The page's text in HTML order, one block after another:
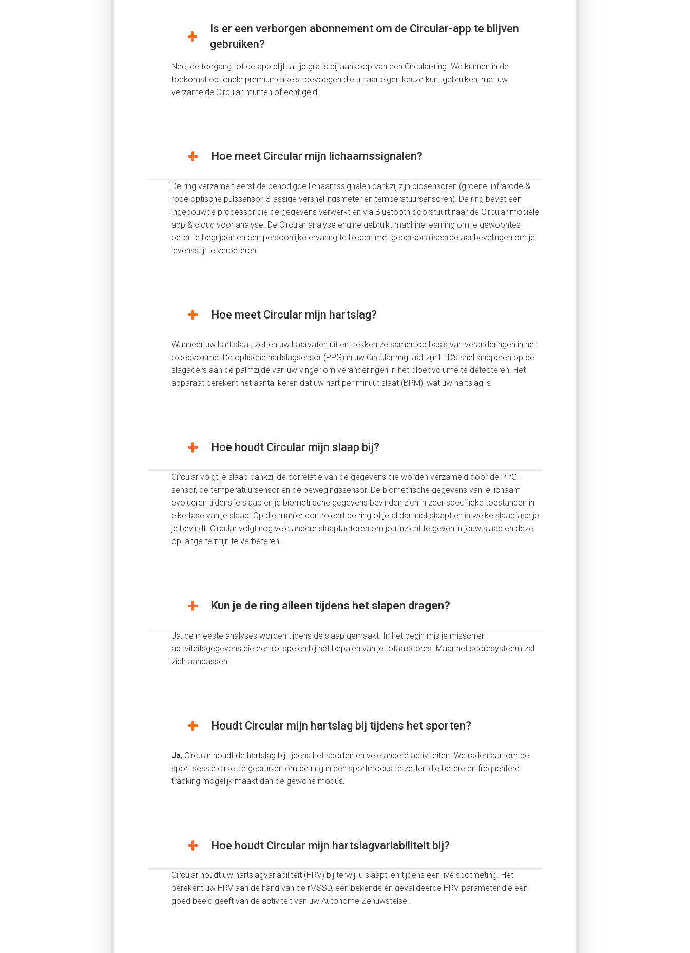
Is er een verborgen abonnement om de Circular-app te blijven
gebruiken?
Nee, de toegang tot de app blijft altijd gratis bij aankoop van een Circular-ring. We kunnen in de
toekomst optionele premiumcirkels toevoegen die u naar eigen keuze kunt gebruiken, met uw
verzamelde Circular-munten of echt geld.
Hoe meet Circular mijn lichaamssignalen?
De ring verzamelt eerst de benodigde lichaamssignalen dankzij zijn biosensoren (groene, infrarode &
rode optische pulssensor, 3-assige versnellingsmeter en temperatuursensoren). De ring bevat een
ingebouwde processor die de gegevens verwerkt en via Bluetooth doorstuurt naar de Circular mobiele
app & cloud voor analyse. De Circular analyse engine gebruikt machine learning om je gewoontes
beter te begrijpen en een persoonlijke ervaring te bieden met gepersonaliseerde aanbevelingen om je
levensstijl te verbeteren.
Hoe meet Circular mijn hartslag?
Wanneer uw hart slaat, zetten uw haarvaten uit en trekken ze samen op basis van veranderingen in het
bloedvolume. De optische hartslagsensor (PPG) in uw Circular ring laat zijn LED's snel knipperen op de
slagaders aan de palmzijde van uw vinger om veranderingen in het bloedvolume te detecteren. Het
apparaat berekent het aantal keren dat uw hart per minuut slaat (BPM), wat uw hartslag is.
Hoe houdt Circular mijn slaap bij?
Circular volgt je slaap dankzij de correlatie van de gegevens die worden verzameld door de PPG-
sensor, de temperatuursensor en de bewegingssensor. De biometrische gegevens van je lichaam
evolueren tijdens je slaap en je biometrische gegevens bevinden zich in zeer specifieke toestanden in
elke fase van je slaap. Op die manier controleert de ring of je al dan niet slaapt en in welke slaapfase je
je bevindt. Circular volgt nog vele andere slaapfactoren om jou inzicht te geven in jouw slaap en deze
op lange termijn te verbeteren.
Kun je de ring alleen tijdens het slapen dragen?
Ja, de meeste analyses worden tijdens de slaap gemaakt. In het begin mis je misschien
activiteitsgegevens die een rol spelen bij het bepalen van je totaalscores. Maar het scoresysteem zal
zich aanpassen.
Houdt Circular mijn hartslag bij tijdens het sporten?
Ja, Circular houdt de hartslag bij tijdens het sporten en vele andere activiteiten. We raden aan om de
sport sessie cirkel te gebruiken om de ring in een sportmodus te zetten die betere en frequentere
tracking mogelijk maakt dan de gewone modus.
Hoe houdt Circular mijn hartslagvariabiliteit bij?
Circular houdt uw hartslagvariabiliteit (HRV) bij terwijl u slaapt, en tijdens een live spotmeting. Het
berekent uw HRV aan de hand van de rMSSD, een bekende en gevalideerde HRV-parameter die een
goed beeld geeft van de activiteit van uw Autonome Zenuwstelsel.